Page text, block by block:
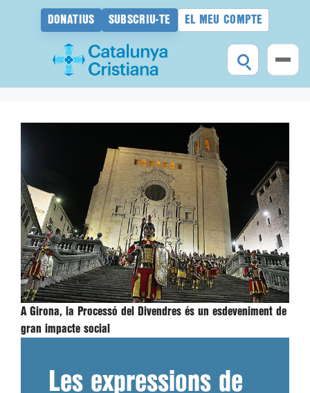
DONATIUS SUBSCRIU-TE EL MEU COMPTE
A Girona, la Processó del Divendres és un esdeveniment de
gran impacte social
Les expressions de